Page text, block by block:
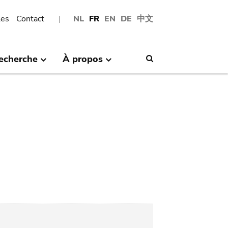
NL FR EN DE 中文
Contact
À propos